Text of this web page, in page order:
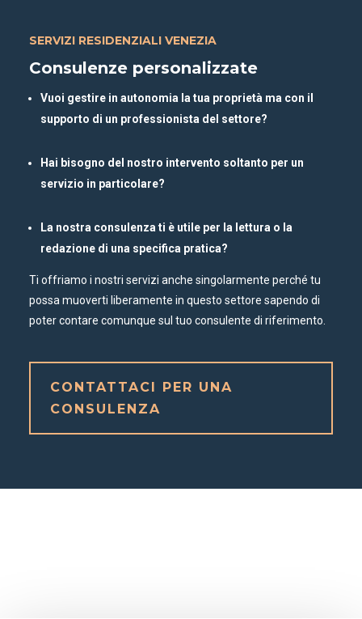
SERVIZI RESIDENZIALI VENEZIA
Consulenze personalizzate
Vuoi gestire in autonomia la tua proprietà ma con il
supporto di un professionista del settore?
Hai bisogno del nostro intervento soltanto per un
servizio in particolare?
La nostra consulenza ti è utile per la lettura o la
redazione di una specifica pratica?
Ti offriamo i nostri servizi anche singolarmente perché tu
possa muoverti liberamente in questo settore sapendo di
poter contare comunque sul tuo consulente di riferimento.
CONTATTACI PER UNA
CONSULENZA